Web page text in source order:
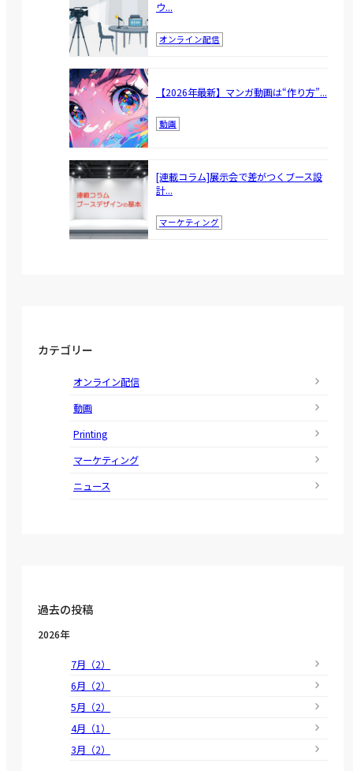
ウ...
オンライン配信
【2026年最新】マンガ動画は“作り方”...
動画
[連載コラム]展示会で差がつくブース設
計...
マーケティング
カテゴリー
オンライン配信
動画
Printing
マーケティング
ニュース
過去の投稿
2026年
7月（2）
6月（2）
5月（2）
4月（1）
3月（2）